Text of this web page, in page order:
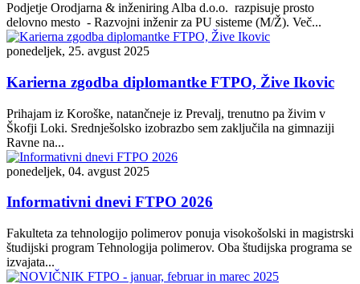
Podjetje Orodjarna & inženiring Alba d.o.o. razpisuje prosto
delovno mesto - Razvojni inženir za PU sisteme (M/Ž). Več...
ponedeljek, 25. avgust 2025
Karierna zgodba diplomantke FTPO, Žive Ikovic
Prihajam iz Koroške, natančneje iz Prevalj, trenutno pa živim v
Škofji Loki. Srednješolsko izobrazbo sem zaključila na gimnaziji
Ravne na...
ponedeljek, 04. avgust 2025
Informativni dnevi FTPO 2026
Fakulteta za tehnologijo polimerov ponuja visokošolski in magistrski
študijski program Tehnologija polimerov. Oba študijska programa se
izvajata...